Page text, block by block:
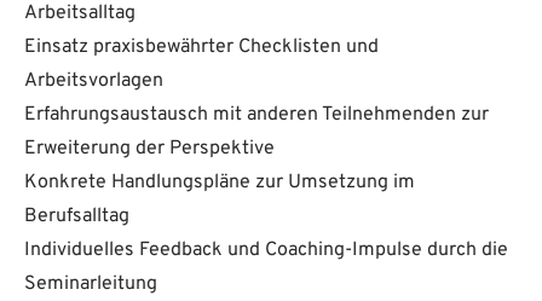
Arbeitsalltag
Einsatz praxisbewährter Checklisten und
Arbeitsvorlagen
Erfahrungsaustausch mit anderen Teilnehmenden zur
Erweiterung der Perspektive
Konkrete Handlungspläne zur Umsetzung im
Berufsalltag
Individuelles Feedback und Coaching-Impulse durch die
Seminarleitung